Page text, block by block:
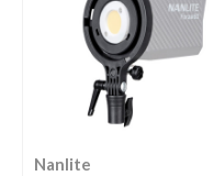
Nanlite